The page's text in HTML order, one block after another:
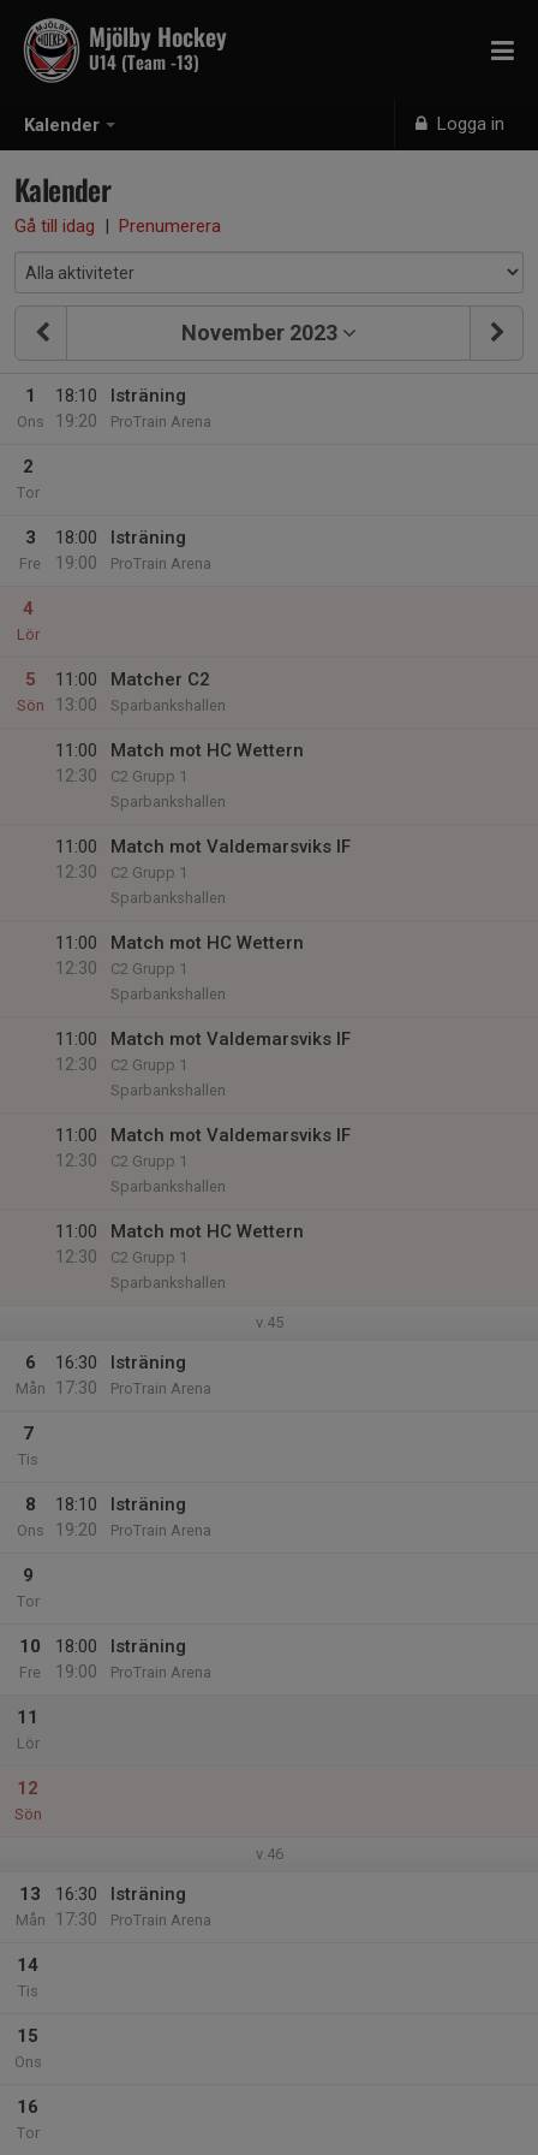
Kalender Logga in
Mjölby Hockey
U14 (Team -13)
Kalender
Gå till idag | Prenumerera
November 2023
1
Ons
18:10
19:20
Isträning
ProTrain Arena
2
Tor
3
Fre
18:00
19:00
Isträning
ProTrain Arena
4
Lör
5
Sön
11:00
13:00
Matcher C2
Sparbankshallen
11:00
12:30
Match mot HC Wettern
C2 Grupp 1
Sparbankshallen
11:00
12:30
Match mot Valdemarsviks IF
C2 Grupp 1
Sparbankshallen
11:00
12:30
Match mot HC Wettern
C2 Grupp 1
Sparbankshallen
11:00
12:30
Match mot Valdemarsviks IF
C2 Grupp 1
Sparbankshallen
11:00
12:30
Match mot Valdemarsviks IF
C2 Grupp 1
Sparbankshallen
11:00
12:30
Match mot HC Wettern
C2 Grupp 1
Sparbankshallen
v.45
6
Mån
16:30
17:30
Isträning
ProTrain Arena
7
Tis
8
Ons
18:10
19:20
Isträning
ProTrain Arena
9
Tor
10
Fre
18:00
19:00
Isträning
ProTrain Arena
11
Lör
12
Sön
v.46
13
Mån
16:30
17:30
Isträning
ProTrain Arena
14
Tis
15
Ons
16
Tor